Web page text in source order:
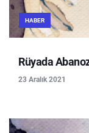
HABER
Rüyada
23 Aralık 2021